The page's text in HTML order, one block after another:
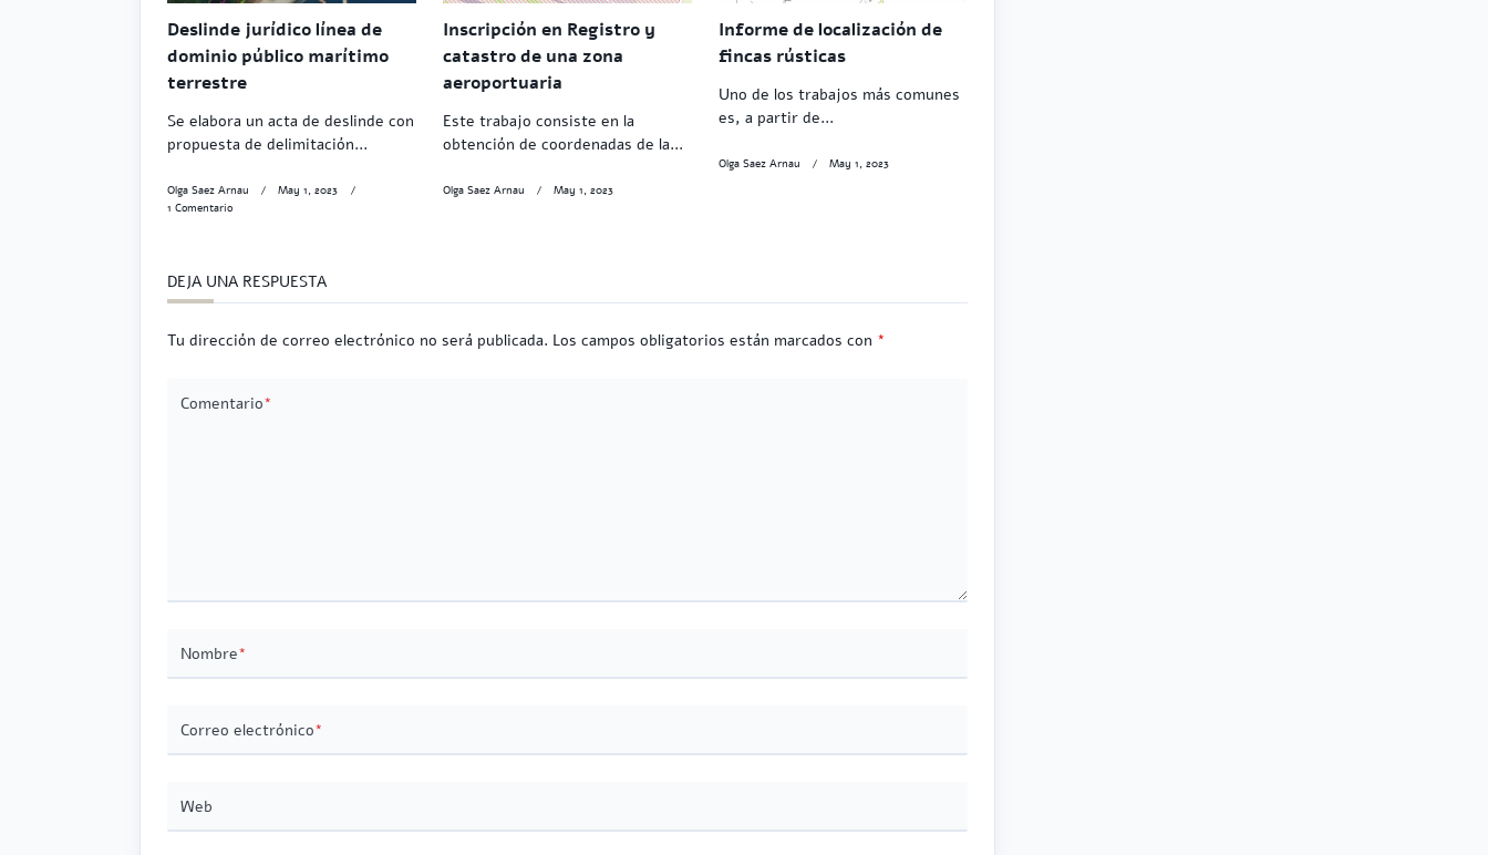
Deslinde jurídico línea de
dominio público marítimo
terrestre
Se elabora un acta de deslinde con
propuesta de delimitación...
Olga Saez Arnau
May 1, 2023
1 ComentarioEn
De
Dominio
Público
Terrestre
Inscripción en Registro y
catastro de una zona
aeroportuaria
Este trabajo consiste en la
obtención de coordenadas de la...
Olga Saez Arnau May 1, 2023
Informe de localización de
fincas rústicas
Uno de los trabajos más comunes
es, a partir de...
Olga Saez Arnau May 1, 2023
DEJA UNA RESPUESTA
Tu dirección de correo electrónico no será publicada. Los campos obligatorios están marcados con *
Comentario*
Nombre*
Correo electrónico*
Web